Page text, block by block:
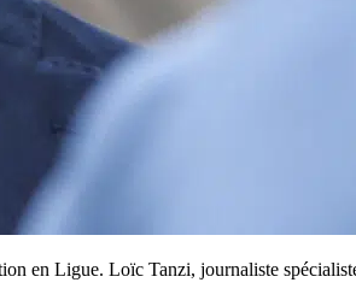
en Ligue. Loïc Tanzi, journaliste